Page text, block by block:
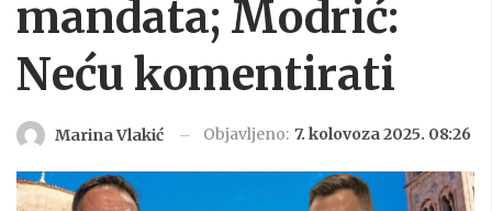
mandata; Modrić:
Neću komentirati
Marina Vlakić Objavljeno: 7. kolovoza 2025. 08:26